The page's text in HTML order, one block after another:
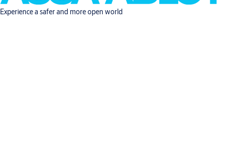
Experience a safer and more open world